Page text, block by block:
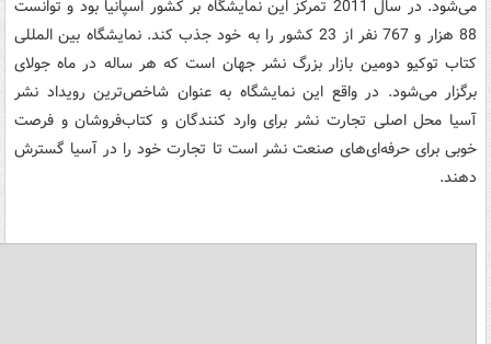
می‌شود. در سال 2011 تمرکز این نمایشگاه بر کشور اسپانیا بود و توانست
88 هزار و 767 نفر از 23 کشور را به خود جذب کند. نمایشگاه بین المللی
کتاب توکیو دومین بازار بزرگ نشر جهان است که هر ساله در ماه جولای
برگزار می‌شود. در واقع این نمایشگاه به عنوان شاخص‌ترین رویداد نشر
آسیا محل اصلی تجارت نشر برای وارد کنندگان و کتاب‌فروشان و فرصت
خوبی برای حرفه‌ای‌های صنعت نشر است تا تجارت خود را در آسیا گسترش
دهند.